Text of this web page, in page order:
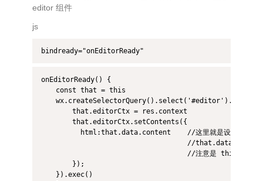
editor 组件
js
bindready="onEditorReady"
onEditorReady() {
    const that = this
    }).exec()